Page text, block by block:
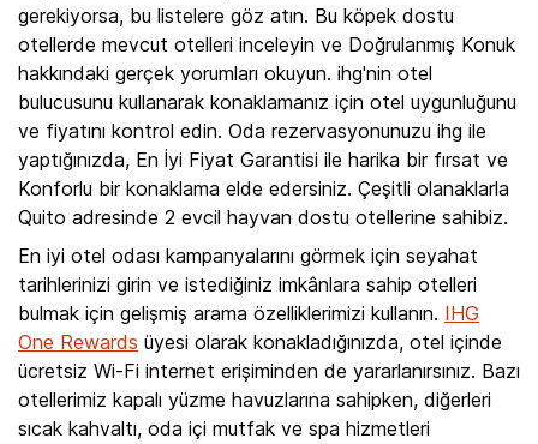
gerekiyorsa, bu listelere göz atın. Bu köpek dostu
otellerde mevcut otelleri inceleyin ve Doğrulanmış Konuk
hakkındaki gerçek yorumları okuyun. ihg'nin otel
bulucusunu kullanarak konaklamanız için otel uygunluğunu
ve fiyatını kontrol edin. Oda rezervasyonunuzu ihg ile
yaptığınızda, En İyi Fiyat Garantisi ile harika bir fırsat ve
Konforlu bir konaklama elde edersiniz. Çeşitli olanaklarla
Quito adresinde 2 evcil hayvan dostu otellerine sahibiz.
En iyi otel odası kampanyalarını görmek için seyahat
tarihlerinizi girin ve istediğiniz imkânlara sahip otelleri
bulmak için gelişmiş arama özelliklerimizi kullanın. IHG
One Rewards üyesi olarak konakladığınızda, otel içinde
ücretsiz Wi-Fi internet erişiminden de yararlanırsınız. Bazı
otellerimiz kapalı yüzme havuzlarına sahipken, diğerleri
sıcak kahvaltı, oda içi mutfak ve spa hizmetleri